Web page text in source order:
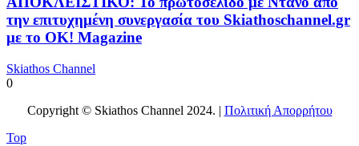
την επιτυχημένη συνεργασία του Skiathoschannel.gr
με το OK! Magazine
Skiathos Channel
0
Copyright © Skiathos Channel 2024. | Πολιτική Απορρήτου
Top